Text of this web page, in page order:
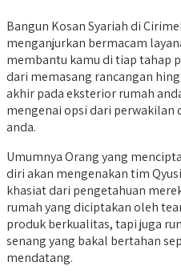
Bangun Kosan Syariah di
menganjurkan bermacam
membantu kamu di tiap tahap
dari memasang rancangan
akhir pada eksterior rumah
mengenai opsi dari perwakilan
anda.
Umumnya Orang yang
diri akan mengenakan tim
khasiat dari pengetahuan
rumah yang diciptakan oleh
produk berkualitas, tapi juga
senang yang bakal bertahan
mendatang.